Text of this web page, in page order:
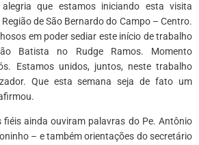
que estamos iniciando esta visita
de São Bernardo do Campo – Centro.
em poder sediar este início de trabalho
Batista no Rudge Ramos. Momento
Estamos unidos, juntos, neste trabalho
Que esta semana seja de fato um
fiéis ainda ouviram palavras do Pe. Antônio
– e também orientações do secretário